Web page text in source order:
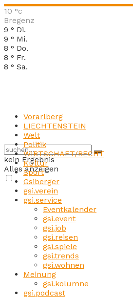
10 °c
Bregenz
9 ° Di.
9 ° Mi.
8 ° Do.
8 ° Fr.
8 ° Sa.
kein Ergebnis
Alles anzeigen
Vorarlberg
LIECHTENSTEIN
Welt
Politik
WIRTSCHAFT/RECHT
Kultur
Sport
Gsiberger
gsi.verein
gsi.service
Eventkalender
gsi.event
gsi.job
gsi.reisen
gsi.spiele
gsi.trends
gsi.wohnen
Meinung
gsi.kolumne
gsi.podcast